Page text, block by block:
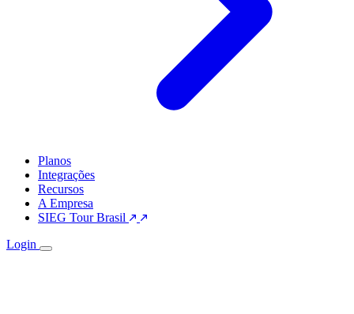
Planos
Integrações
Recursos
A Empresa
SIEG Tour Brasil
Login